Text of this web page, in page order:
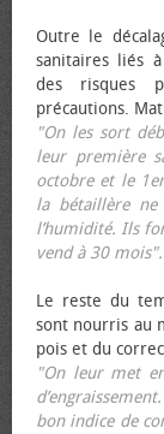
Outre le
sanitaires liés
des risques
précautions.
"On les sort
leur première
octobre et le
la bétaillère ne
l’humidité. Ils
vend à 30 mois".
Le reste du
sont nourris au
pois et du
"On leur met
bon indice de